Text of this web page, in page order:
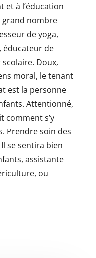
et à l’éducation
grand nombre
de yoga,
éducateur de
Doux,
moral, le tenant
est la personne
Attentionné,
comment s’y
Prendre soin des
se sentira bien
assistante
ou